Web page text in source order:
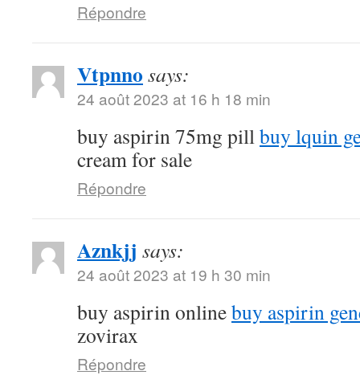
Répondre
Vtpnno says:
24 août 2023 at 16 h 18 min
buy aspirin 75mg pillbuy lquin
cream for sale
Répondre
Aznkjj says:
24 août 2023 at 19 h 30 min
buy aspirin onlinebuy aspirin
zovirax
Répondre